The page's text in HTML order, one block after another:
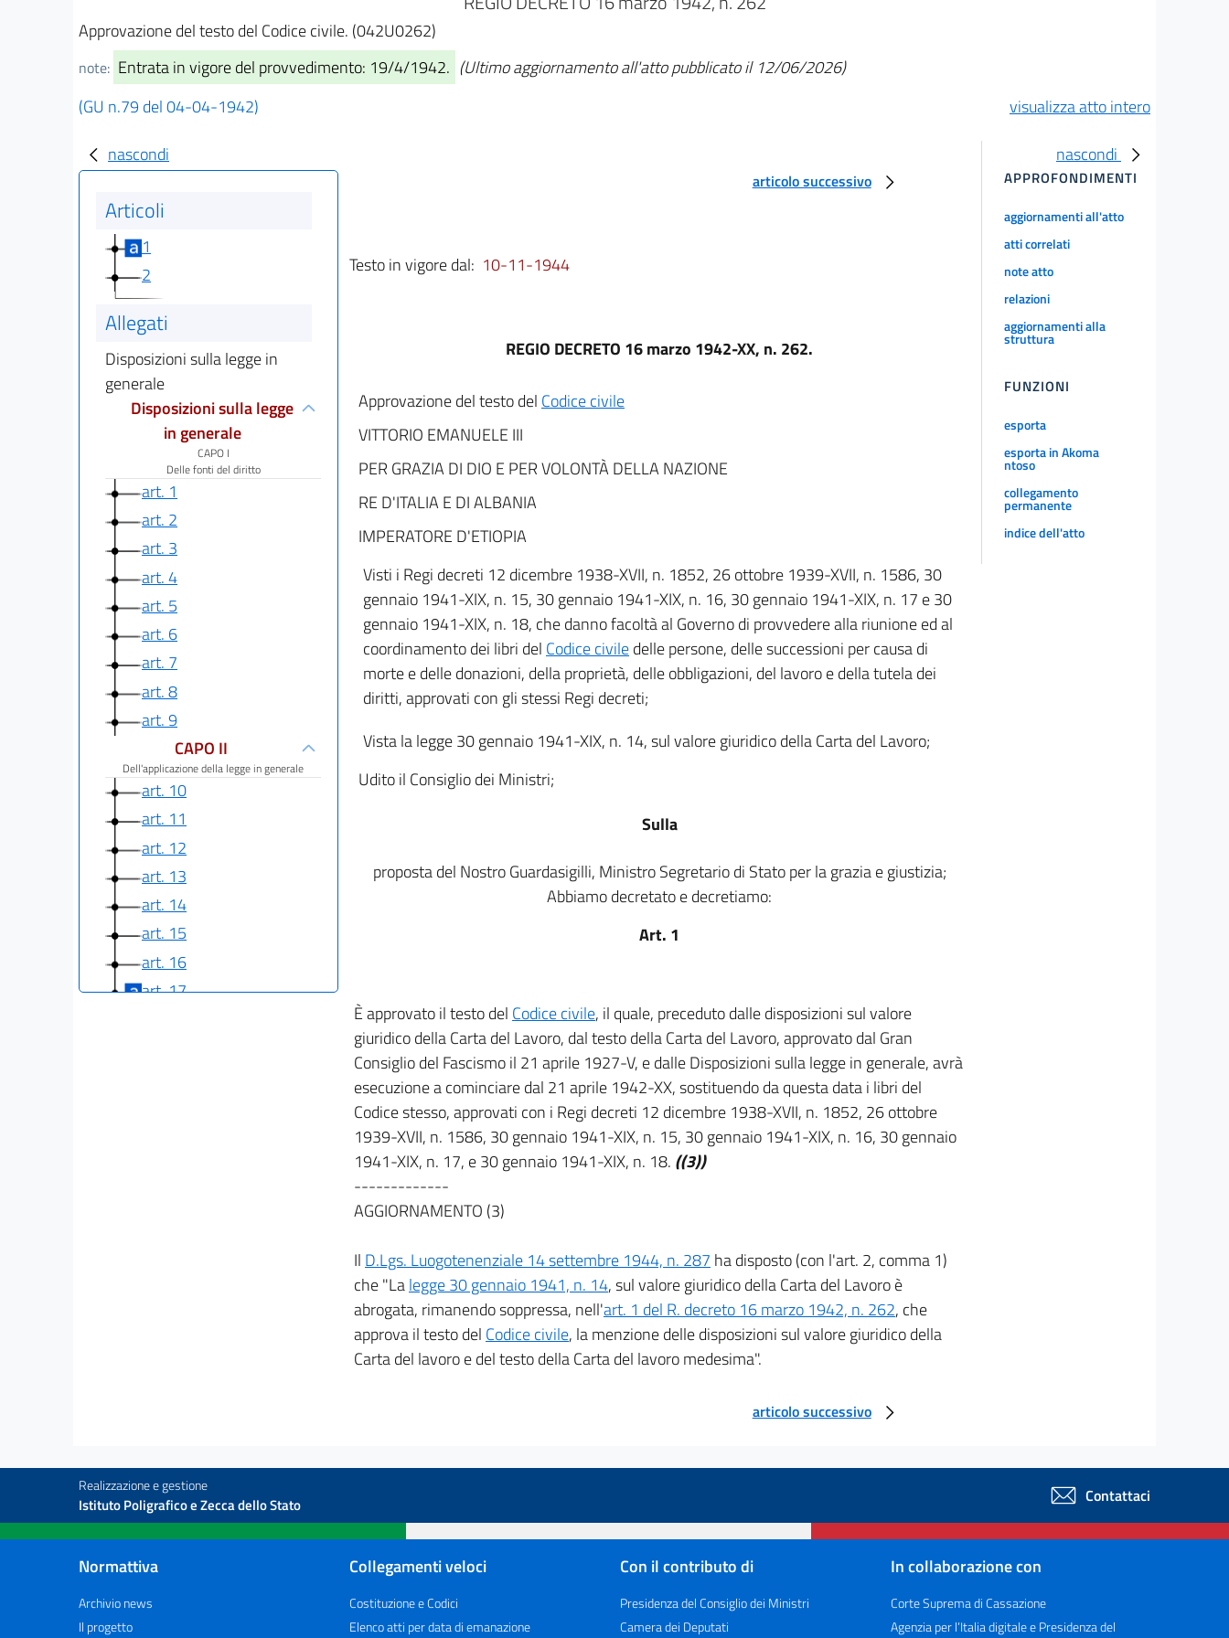
Approvazione del testo del Codice civile. (042U0262)
note: Entrata in vigore del provvedimento: 19/4/1942. (Ultimo aggiornamento all'atto pubblicato il 12/06/2026)
(GU n.79 del 04-04-1942)
visualizza atto intero
nascondi
Articoli
1
2
Allegati
Disposizioni sulla legge in
generale
Disposizioni sulla legge
in generale
CAPO I
Delle fonti del diritto
art. 1
art. 2
art. 3
art. 4
art. 5
art. 6
art. 7
art. 8
art. 9
CAPO II
Dell'applicazione della legge in generale
art. 10
art. 11
art. 12
art. 13
art. 14
art. 15
art. 16
art. 17
DELLE PERSONE E DELLA FAMIGLIA
TITOLO I
DELLE PERSONE FISICHE
art. 1
art. 4
articolo successivo
Testo in vigore dal: 10-11-1944
REGIO DECRETO 16 marzo 1942-XX, n. 262.
Approvazione del testo del Codice civile
VITTORIO EMANUELE III
PER GRAZIA DI DIO E PER VOLONTÀ DELLA NAZIONE
RE D'ITALIA E DI ALBANIA
IMPERATORE D'ETIOPIA
Visti i Regi decreti 12 dicembre 1938-XVII, n. 1852, 26 ottobre 1939-XVII, n. 1586, 30
gennaio 1941-XIX, n. 15, 30 gennaio 1941-XIX, n. 16, 30 gennaio 1941-XIX, n. 17 e 30
gennaio 1941-XIX, n. 18, che danno facoltà al Governo di provvedere alla riunione ed al
coordinamento dei libri del Codice civiledelle persone, delle successioni per causa di
morte e delle donazioni, della proprietà, delle obbligazioni, del lavoro e della tutela dei
diritti, approvati con gli stessi Regi decreti;
Vista la legge 30 gennaio 1941-XIX, n. 14, sul valore giuridico della Carta del Lavoro;
Udito il Consiglio dei Ministri;
Sulla
proposta del Nostro Guardasigilli, Ministro Segretario di Stato per la grazia e giustizia;
Abbiamo decretato e decretiamo:
Art. 1
È approvato il testo del Codice civile, il quale, preceduto dalle disposizioni sul valore
giuridico della Carta del Lavoro, dal testo della Carta del Lavoro, approvato dal Gran
Consiglio del Fascismo il 21 aprile 1927-V, e dalle Disposizioni sulla legge in generale, avrà
esecuzione a cominciare dal 21 aprile 1942-XX, sostituendo da questa data i libri del
Codice stesso, approvati con i Regi decreti 12 dicembre 1938-XVII, n. 1852, 26 ottobre
1939-XVII, n. 1586, 30 gennaio 1941-XIX, n. 15, 30 gennaio 1941-XIX, n. 16, 30 gennaio
1941-XIX, n. 17, e 30 gennaio 1941-XIX, n. 18. ((3))
-------------
AGGIORNAMENTO (3)
Il D.Lgs. Luogotenenziale 14 settembre 1944, n. 287 ha disposto (con l'art. 2, comma 1)
che "Lalegge 30 gennaio 1941, n. 14, sul valore giuridico della Carta del Lavoro è
abrogata, rimanendo soppressa, nell'art. 1 del R. decreto 16 marzo 1942, n. 262, che
approva il testo del Codice civile, la menzione delle disposizioni sul valore giuridico della
Carta del lavoro e del testo della Carta del lavoro medesima".
articolo successivo
nascondi
APPROFONDIMENTI
aggiornamenti all'atto
atti correlati
note atto
relazioni
aggiornamenti alla
struttura
FUNZIONI
esporta
esporta in Akoma
ntoso
collegamento
permanente
indice dell'atto
Realizzazione e gestione
Istituto Poligrafico e Zecca dello Stato Contattaci
Normattiva
Archivio news
Il progetto
Collegamenti veloci
Costituzione e Codici
Elenco atti per data di emanazione
Con il contributo di
Presidenza del Consiglio dei Ministri
Camera dei Deputati
In collaborazione con
Corte Suprema di Cassazione
Agenzia per l’Italia digitale e Presidenza del